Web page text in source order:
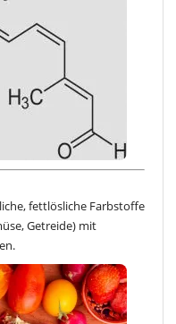
fettlösliche Farbstoffe
Getreide) mit